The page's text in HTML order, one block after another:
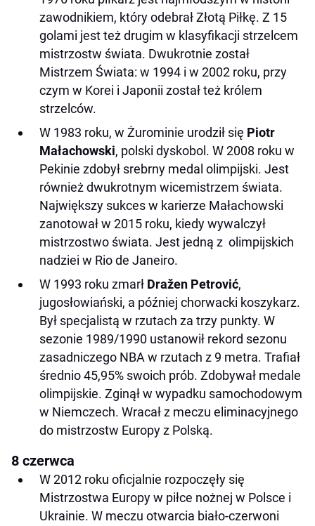
zawodnikiem, który odebrał Złotą Piłkę. Z 15
golami jest też drugim w klasyfikacji strzelcem
mistrzostw świata. Dwukrotnie został
Mistrzem Świata: w 1994 i w 2002 roku, przy
czym w Korei i Japonii został też królem
strzelców.
W 1983 roku, w Żurominie urodził się Piotr
Małachowski, polski dyskobol. W 2008 roku w
Pekinie zdobył srebrny medal olimpijski. Jest
również dwukrotnym wicemistrzem świata.
Największy sukces w karierze Małachowski
zanotował w 2015 roku, kiedy wywalczył
mistrzostwo świata. Jest jedną z olimpijskich
nadziei w Rio de Janeiro.
W 1993 roku zmarł Dražen Petrović,
jugosłowiański, a później chorwacki koszykarz.
Był specjalistą w rzutach za trzy punkty. W
sezonie 1989/1990 ustanowił rekord sezonu
zasadniczego NBA w rzutach z 9 metra. Trafiał
średnio 45,95% swoich prób. Zdobywał medale
olimpijskie. Zginął w wypadku samochodowym
w Niemczech. Wracał z meczu eliminacyjnego
do mistrzostw Europy z Polską.
8 czerwca
W 2012 roku oficjalnie rozpoczęły się
Mistrzostwa Europy w piłce nożnej w Polsce i
Ukrainie. W meczu otwarcia biało-czerwoni